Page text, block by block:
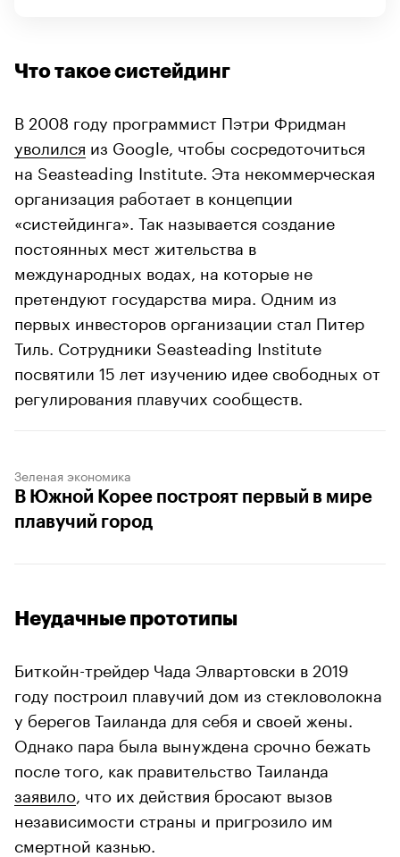
Что такое систейдинг
В 2008 году программист Пэтри Фридман
уволился из Google, чтобы сосредоточиться
на Seasteading Institute. Эта некоммерческая
организация работает в концепции
«систейдинга». Так называется создание
постоянных мест жительства в
международных водах, на которые не
претендуют государства мира. Одним из
первых инвесторов организации стал Питер
Тиль. Сотрудники Seasteading Institute
посвятили 15 лет изучению идее свободных от
регулирования плавучих сообществ.
Зеленая экономика
В Южной Корее построят первый в мире
плавучий город
Неудачные прототипы
Биткойн-трейдер Чада Элвартовски в 2019
году построил плавучий дом из стекловолокна
у берегов Таиланда для себя и своей жены.
Однако пара была вынуждена срочно бежать
после того, как правительство Таиланда
заявило , что их действия бросают вызов
независимости страны и пригрозило им
смертной казнью.